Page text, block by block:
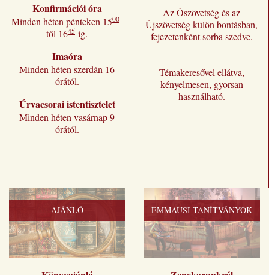
Konfirmációi óra
Minden héten pénteken 1500-
től 1645-ig.
Imaóra
Minden héten szerdán 16
órától.
Úrvacsorai istentisztelet
Minden héten vasárnap 9
órától.
Az Ószövetség és az
Újszövetség külön bontásban,
fejezetenként sorba szedve.
Témakeresővel ellátva,
kényelmesen, gyorsan
használható.
AJÁNLÓ EMMAUSI TANÍTVÁNYOK